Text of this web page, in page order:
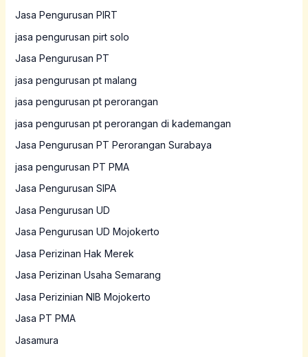
Jasa Pengurusan PIRT
jasa pengurusan pirt solo
Jasa Pengurusan PT
jasa pengurusan pt malang
jasa pengurusan pt perorangan
jasa pengurusan pt perorangan di kademangan
Jasa Pengurusan PT Perorangan Surabaya
jasa pengurusan PT PMA
Jasa Pengurusan SIPA
Jasa Pengurusan UD
Jasa Pengurusan UD Mojokerto
Jasa Perizinan Hak Merek
Jasa Perizinan Usaha Semarang
Jasa Perizinian NIB Mojokerto
Jasa PT PMA
Jasamura